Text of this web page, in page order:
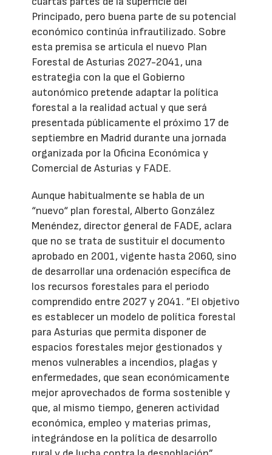
Principado, pero buena parte de su potencial
económico continúa infrautilizado. Sobre
esta premisa se articula el nuevo Plan
Forestal de Asturias 2027-2041, una
estrategia con la que el Gobierno
autonómico pretende adaptar la política
forestal a la realidad actual y que será
presentada públicamente el próximo 17 de
septiembre en Madrid durante una jornada
organizada por la Oficina Económica y
Comercial de Asturias y FADE.
Aunque habitualmente se habla de un
“nuevo“ plan forestal, Alberto González
Menéndez, director general de FADE, aclara
que no se trata de sustituir el documento
aprobado en 2001, vigente hasta 2060, sino
de desarrollar una ordenación específica de
los recursos forestales para el periodo
comprendido entre 2027 y 2041. ”El objetivo
es establecer un modelo de política forestal
para Asturias que permita disponer de
espacios forestales mejor gestionados y
menos vulnerables a incendios, plagas y
enfermedades, que sean económicamente
mejor aprovechados de forma sostenible y
que, al mismo tiempo, generen actividad
económica, empleo y materias primas,
integrándose en la política de desarrollo